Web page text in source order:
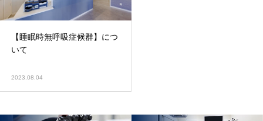
【睡眠時無呼吸症候群】につ
いて
2023.08.04